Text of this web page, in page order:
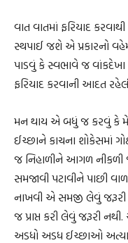
વાત વાતમાં ફરિયાદ
સ્થપાઈ જશે એ પ્રકારનો
પાડવું કે સ્વભાવે જ
ફરિયાદ કરવાની આદત
મન થાય એ બધું જ કરવું કે
ઈચ્છાને કાચના શોકેસમાં
જ નિહાળીને આગળ નીકળી
સમજાવી પટાવીને પાછી
નાખવી એ સમજી લેવું
જ પ્રાપ્ત કરી લેવું જરૂરી
અડધો અડધ ઈચ્છાઓ